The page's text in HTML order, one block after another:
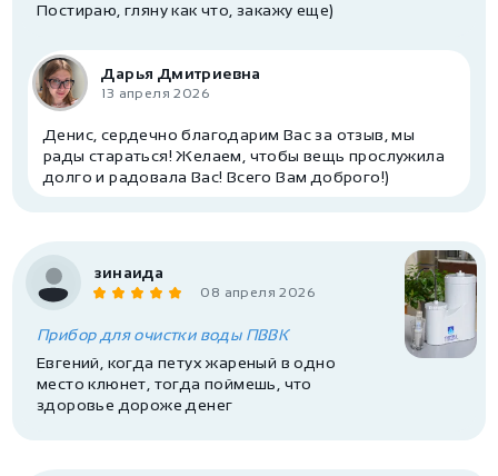
Постираю, гляну как что, закажу еще)
Дарья Дмитриевна
13 апреля 2026
Денис, сердечно благодарим Вас за отзыв, мы
рады стараться! Желаем, чтобы вещь прослужила
долго и радовала Вас! Всего Вам доброго!)
зинаида
08 апреля 2026
Прибор для очистки воды ПВВК
Евгений, когда петух жареный в одно
место клюнет, тогда поймешь, что
здоровье дороже денег